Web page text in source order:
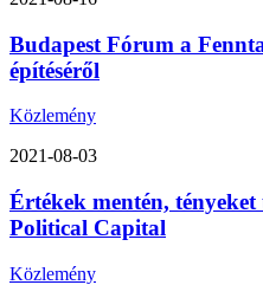
Budapest Fórum a
építéséről
Közlemény
2021-08-03
Értékek mentén, tényeket
Political Capital
Közlemény